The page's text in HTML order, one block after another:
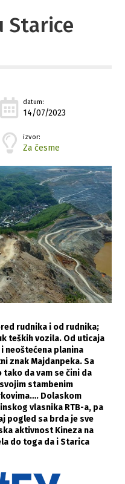
Starice
datum:
14/07/2023
izvor:
Za česme
rudnika i od rudnika;
teških vozila. Od uticaja
neoštećena planina
znak Majdanpeka. Sa
da vam se čini da
stambenim
Dolaskom
vlasnika RTB-a, pa
pogled sa brda je sve
aktivnost Kineza na
do toga da i Starica